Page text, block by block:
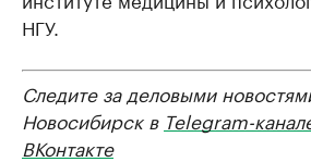
НГУ.
Следите за деловыми
Новосибирск в Telegram-
ВКонтакте